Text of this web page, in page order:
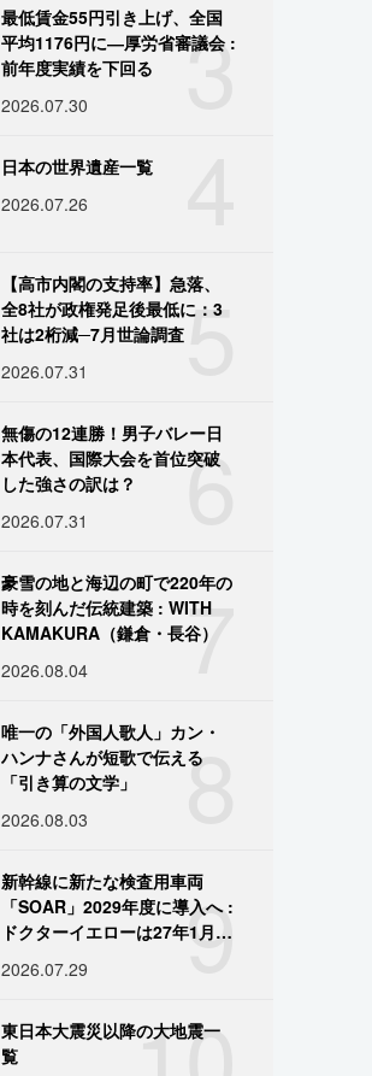
3
最低賃金55円引き上げ、全国
平均1176円に―厚労省審議会 :
前年度実績を下回る
2026.07.30
日本の世界遺産一覧
2026.07.26
5
【高市内閣の支持率】急落、
全8社が政権発足後最低に：3
社は2桁減─7月世論調査
2026.07.31
6
無傷の12連勝！男子バレー日
本代表、国際大会を首位突破
した強さの訳は？
2026.07.31
7
豪雪の地と海辺の町で220年の
時を刻んだ伝統建築 : WITH
KAMAKURA（鎌倉・長谷）
2026.08.04
8
唯一の「外国人歌人」カン・
ハンナさんが短歌で伝える
「引き算の文学」
2026.08.03
9
新幹線に新たな検査用車両
「SOAR」2029年度に導入へ :
ドクターイエローは27年1月に
2026.07.29
東日本大震災以降の大地震一
覧